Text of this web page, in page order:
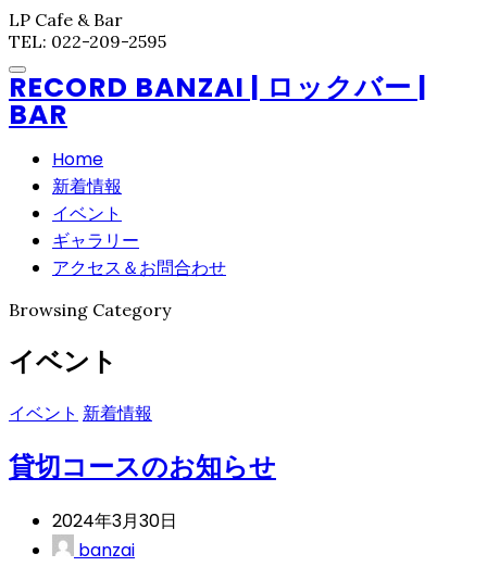
LP Cafe & Bar
TEL: 022-209-2595
RECORD BANZAI | ロックバー |
BAR
Home
新着情報
イベント
ギャラリー
アクセス＆お問合わせ
Browsing Category
イベント
イベント 新着情報
貸切コースのお知らせ
2024年3月30日
banzai